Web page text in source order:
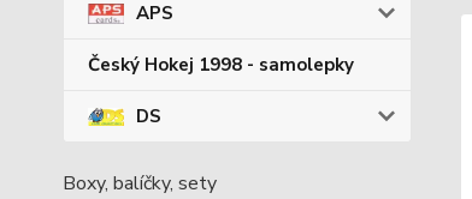
APS
Český Hokej 1998 - samolepky
DS
Boxy, balíčky, sety